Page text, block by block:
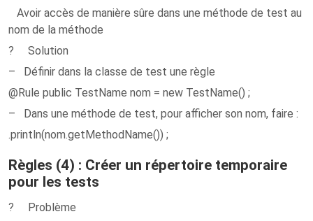
Avoir accès de manière sûre dans une méthode de test au
nom de la méthode
? Solution
– Définir dans la classe de test une règle
@Rule public TestName nom = new TestName() ;
– Dans une méthode de test, pour afficher son nom, faire :
.println(nom.getMethodName()) ;
Règles (4) : Créer un répertoire temporaire
pour les tests
? Problème